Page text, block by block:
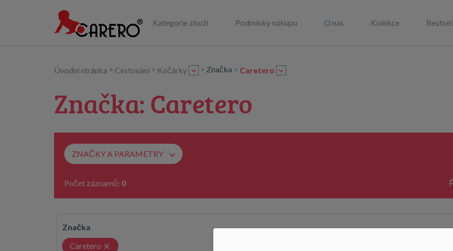
Kategorie zboží Podmínky nákupu O nás Kolekce
Úvodní stránka > Cestování > Kočárky > Značka > Caretero
Značka: Caretero
ZNAČKY A PARAMETRY
Počet záznamů: 0
Značka
Caretero